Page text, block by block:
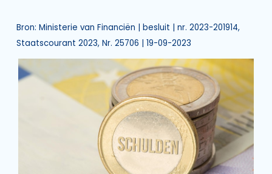
Bron: Ministerie van Financiën | besluit | nr. 2023-201914,
Staatscourant 2023, Nr. 25706 | 19-09-2023